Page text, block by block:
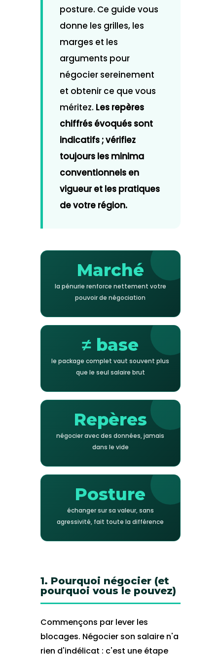
posture. Ce guide vous
donne les grilles, les
marges et les
arguments pour
négocier sereinement
et obtenir ce que vous
méritez. Les repères
chiffrés évoqués sont
indicatifs ; vérifiez
toujours les minima
conventionnels en
vigueur et les pratiques
de votre région.
Marché
la pénurie renforce nettement votre
pouvoir de négociation
≠ base
le package complet vaut souvent plus
que le seul salaire brut
Repères
négocier avec des données, jamais
dans le vide
Posture
échanger sur sa valeur, sans
agressivité, fait toute la différence
1. Pourquoi négocier (et
pourquoi vous le pouvez)
Commençons par lever les
blocages. Négocier son salaire n'a
rien d'indélicat : c'est une étape